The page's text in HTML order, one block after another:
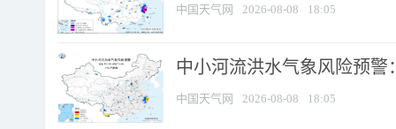
中国天气网 2026-08-08 18:05
中小河流洪水气象风险预
中国天气网 2026-08-08 18:05